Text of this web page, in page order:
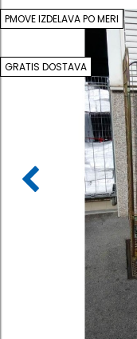
GRATIS DOSTAVA
PMOVE IZDELAVA PO MERI